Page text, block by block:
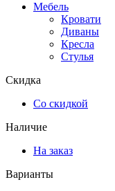
Мебель
Кровати
Диваны
Кресла
Стулья
Скидка
Со скидкой
Наличие
На заказ
Варианты